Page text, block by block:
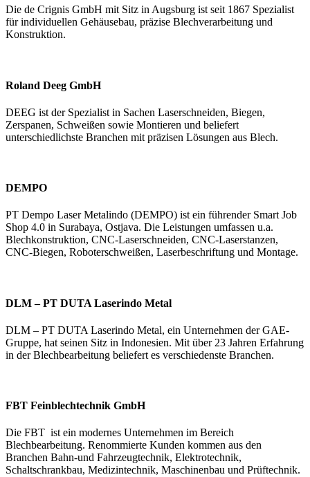
Die de Crignis GmbH mit Sitz in Augsburg ist seit 1867 Spezialist
für individuellen Gehäusebau, präzise Blechverarbeitung und
Konstruktion.
Roland Deeg GmbH
DEEG ist der Spezialist in Sachen Laserschneiden, Biegen,
Zerspanen, Schweißen sowie Montieren und beliefert
unterschiedlichste Branchen mit präzisen Lösungen aus Blech.
DEMPO
PT Dempo Laser Metalindo (DEMPO) ist ein führender Smart Job
Shop 4.0 in Surabaya, Ostjava. Die Leistungen umfassen u.a.
Blechkonstruktion, CNC-Laserschneiden, CNC-Laserstanzen,
CNC-Biegen, Roboterschweißen, Laserbeschriftung und Montage.
DLM – PT DUTA Laserindo Metal
DLM – PT DUTA Laserindo Metal, ein Unternehmen der GAE-
Gruppe, hat seinen Sitz in Indonesien. Mit über 23 Jahren Erfahrung
in der Blechbearbeitung beliefert es verschiedenste Branchen.
FBT Feinblechtechnik GmbH
Die FBT ist ein modernes Unternehmen im Bereich
Blechbearbeitung. Renommierte Kunden kommen aus den
Branchen Bahn-und Fahrzeugtechnik, Elektrotechnik,
Schaltschrankbau, Medizintechnik, Maschinenbau und Prüftechnik.